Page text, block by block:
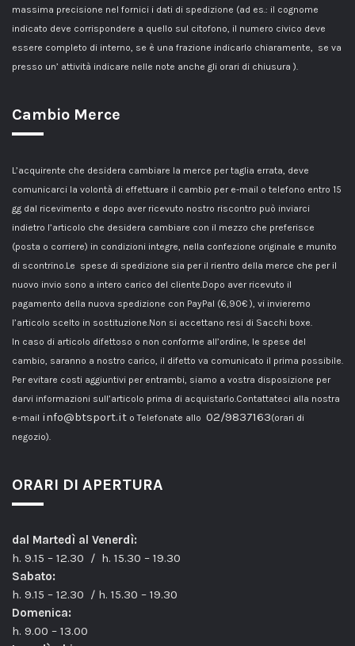
massima precisione nel fornici i dati di spedizione (ad es.: il cognome
indicato deve corrispondere a quello sul citofono, il numero civico deve
essere completo di interno, se è una frazione indicarlo chiaramente, se va
presso un’ attività indicare nelle note anche gli orari di chiusura ).
Cambio Merce
L’acquirente che desidera cambiare la merce per taglia errata, deve
comunicarci la volontà di effettuare il cambio per e-mail o telefono entro 15
gg dal ricevimento e dopo aver ricevuto nostro riscontro può inviarci
indietro l’articolo che desidera cambiare con il mezzo che preferisce
(posta o corriere) in condizioni integre, nella confezione originale e munito
di scontrino.Le spese di spedizione sia per il rientro della merce che per il
nuovo invio sono a intero carico del cliente.Dopo aver ricevuto il
pagamento della nuova spedizione con PayPal (6,90€ ), vi invieremo
l’articolo scelto in sostituzione.Non si accettano resi di Sacchi boxe.
In caso di articolo difettoso o non conforme all’ordine, le spese del
cambio, saranno a nostro carico, il difetto va comunicato il prima possibile.
Per evitare costi aggiuntivi per entrambi, siamo a vostra disposizione per
darvi informazioni sull’articolo prima di acquistarlo.Contattateci alla nostra
e-mail info@btsport.it o Telefonate allo 02/9837163(orari di
negozio).
ORARI DI APERTURA
dal Martedì al Venerdì:
h. 9.15 – 12.30 / h. 15.30 – 19.30
Sabato:
h. 9.15 – 12.30 / h. 15.30 – 19.30
Domenica:
h. 9.00 – 13.00